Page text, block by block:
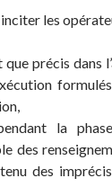
les
précis dans
la
des
des